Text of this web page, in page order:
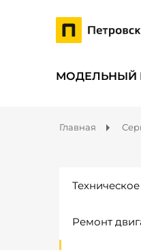
МОДЕЛЬНЫЙ
Главная
Ремонт